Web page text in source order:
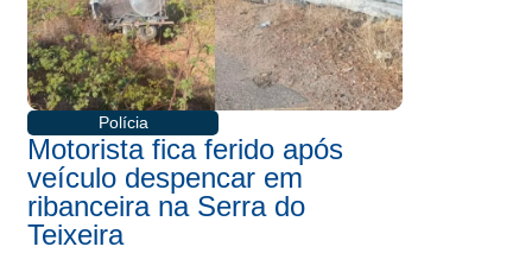
Polícia
Motorista fica ferido após
veículo despencar em
ribanceira na Serra do
Teixeira